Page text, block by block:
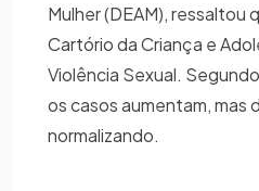
Mulher (DEAM), ressaltou
Cartório da Criança e
Violência Sexual.
os casos aumentam, mas
normalizando.